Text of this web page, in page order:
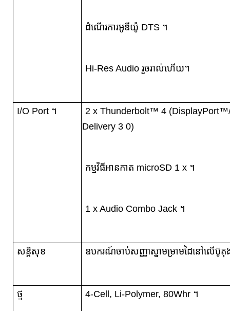
ដំណើរការអូឌីយ៉ូ DTS ។
Hi-Res Audio រួចរាល់ហើយ។
I/O Port ។
2 x Thunderbolt™ 4
Delivery 3 0)
កម្មវិធីអានកាត microSD 1 x ។
1 x Audio Combo Jack ។
សន្តិសុខ ឧបករណ៍ចាប់សញ្ញាស្នាមម្រាមដៃនៅលើប៊ូ
ថ្ម 4-Cell, Li-Polymer, 80Whr ។